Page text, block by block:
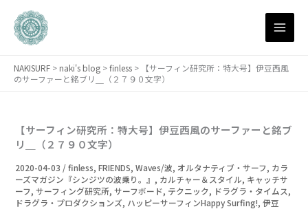
NAKISURF > naki's blog >finless >
【サーフィン研究所：特大号】伊豆西風
のサーファーと銘ブリ＿（２７９０文字）
【サーフィン研究所：特大号】伊豆西風のサーファーと銘ブ
リ＿（２７９０文字）
2020-04-03 /finless,FRIENDS,Waves/波, オルタナティブ・サーフ, カラ
ーズマガジン『シンジツの波乗り。』 , カルチャー＆スタイル, キャッチサ
ーフ,サーフィング研究所,サーフボード, テクニック, ドラグラ・タイムス,
ドラグラ・プロダクションズ, ハッピーサーフィンHappy Surfing!,伊豆
別
ア
ー
イ